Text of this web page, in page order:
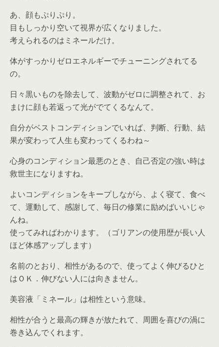
あ、顔もぷりぷり。
目もしっかり空いて視界が広くなりました。
考えられるのはミネールだけ。
体がすっかりゼロエネルギーでチューニングされてる
の。
日々黒いものを除去して、波動がゼロに調整されて、お
まけに顔も若返って光がでてくるなんて。
自分がベストコンディションでいれば、判断、行動、結
果が変わって人生も変わってくるわね～
心身のコンディション最悪のとき、自己否定の強い時は
救世主になりますね。
よいコンディションをキープしながら、よく寝て、食べ
て、運動して、感謝して、毎日の修業に励めばいいじゃ
んね。
使ってみればわかります。（ゴリアンの使用歴が長い人
ほど体感アップします）
名前のとおり、相性があるので、使ってよく伸びるひと
はＯＫ．伸びない人には向きません。
美容液「ミネール」は相性という意味。
相性が合うと最高の輝きが放たれて、周囲を喜びの渦に
巻き込んでくれます。